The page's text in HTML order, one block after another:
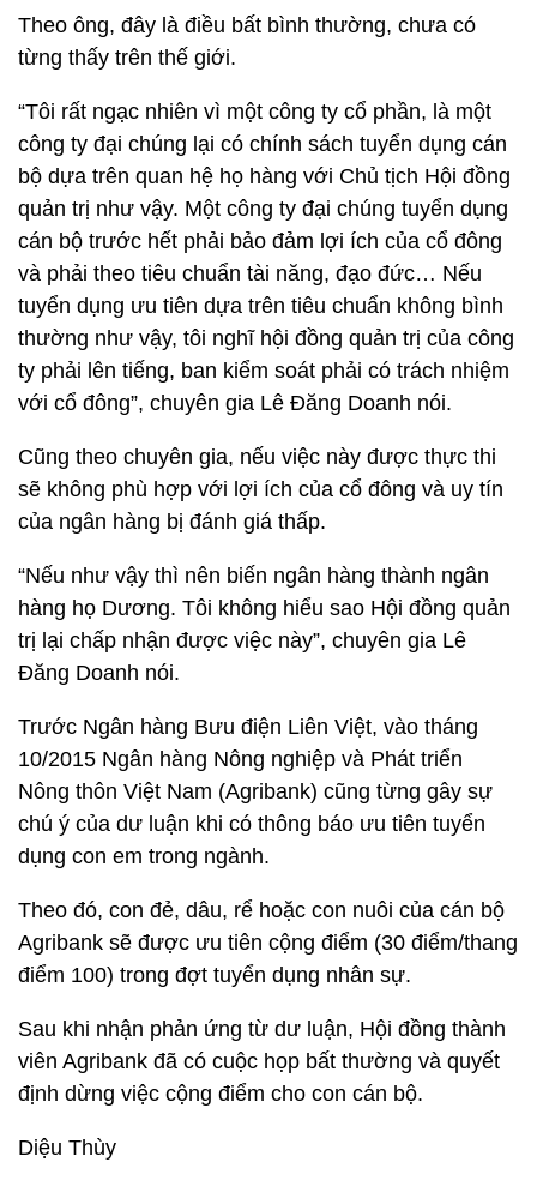
Theo ông, đây là điều bất bình thường, chưa có
từng thấy trên thế giới.
“Tôi rất ngạc nhiên vì một công ty cổ phần, là một
công ty đại chúng lại có chính sách tuyển dụng cán
bộ dựa trên quan hệ họ hàng với Chủ tịch Hội đồng
quản trị như vậy. Một công ty đại chúng tuyển dụng
cán bộ trước hết phải bảo đảm lợi ích của cổ đông
và phải theo tiêu chuẩn tài năng, đạo đức… Nếu
tuyển dụng ưu tiên dựa trên tiêu chuẩn không bình
thường như vậy, tôi nghĩ hội đồng quản trị của công
ty phải lên tiếng, ban kiểm soát phải có trách nhiệm
với cổ đông”, chuyên gia Lê Đăng Doanh nói.
Cũng theo chuyên gia, nếu việc này được thực thi
sẽ không phù hợp với lợi ích của cổ đông và uy tín
của ngân hàng bị đánh giá thấp.
“Nếu như vậy thì nên biến ngân hàng thành ngân
hàng họ Dương. Tôi không hiểu sao Hội đồng quản
trị lại chấp nhận được việc này”, chuyên gia Lê
Đăng Doanh nói.
Trước Ngân hàng Bưu điện Liên Việt, vào tháng
10/2015 Ngân hàng Nông nghiệp và Phát triển
Nông thôn Việt Nam (Agribank) cũng từng gây sự
chú ý của dư luận khi có thông báo ưu tiên tuyển
dụng con em trong ngành.
Theo đó, con đẻ, dâu, rể hoặc con nuôi của cán bộ
Agribank sẽ được ưu tiên cộng điểm (30 điểm/thang
điểm 100) trong đợt tuyển dụng nhân sự.
Sau khi nhận phản ứng từ dư luận, Hội đồng thành
viên Agribank đã có cuộc họp bất thường và quyết
định dừng việc cộng điểm cho con cán bộ.
Diệu Thùy